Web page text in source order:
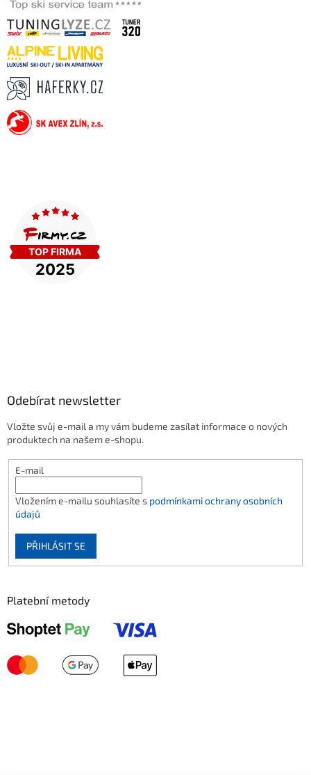
Odebírat newsletter
Vložte svůj e-mail a my vám budeme zasílat informace o nových
produktech na našem e-shopu.
E-mail
Vložením e-mailu souhlasíte s podmínkami ochrany osobních
údajů
PŘIHLÁSIT SE
Platební metody